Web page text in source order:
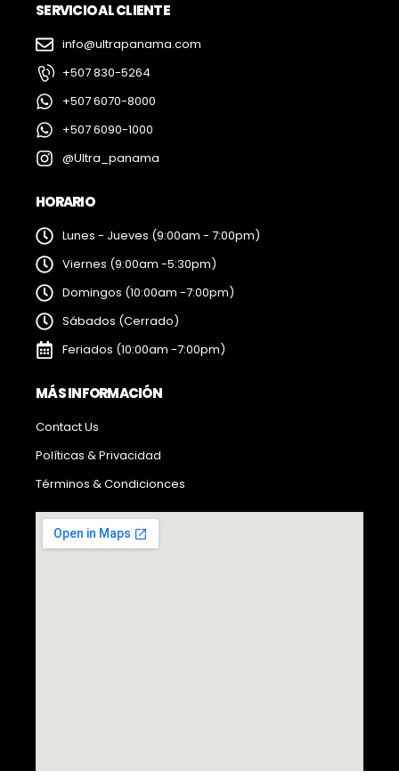
SERVICIO AL CLIENTE
info@ultrapanama.com
+507 830-5264
+507 6070-8000
+507 6090-1000
@Ultra_panama
HORARIO
Lunes - Jueves (9:00am - 7:00pm)
Viernes (9:00am -5:30pm)
Domingos (10:00am -7:00pm)
Sábados (Cerrado)
Feriados (10:00am -7:00pm)
MÁS INFORMACIÓN
Contact Us
Políticas & Privacidad
Términos & Condicionces